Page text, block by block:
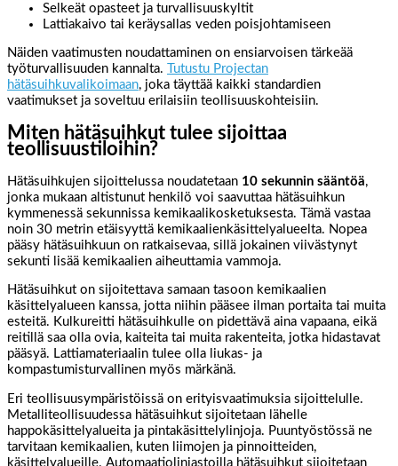
Selkeät opasteet ja turvallisuuskyltit
Lattiakaivo tai keräysallas veden poisjohtamiseen
Näiden vaatimusten noudattaminen on ensiarvoisen tärkeää
työturvallisuuden kannalta.
Tutustu Projectan
hätäsuihkuvalikoimaan, joka täyttää kaikki standardien
vaatimukset ja soveltuu erilaisiin teollisuuskohteisiin.
Miten hätäsuihkut tulee sijoittaa
teollisuustiloihin?
Hätäsuihkujen sijoittelussa noudatetaan 10 sekunnin sääntöä,
jonka mukaan altistunut henkilö voi saavuttaa hätäsuihkun
kymmenessä sekunnissa kemikaalikosketuksesta. Tämä vastaa
noin 30 metrin etäisyyttä kemikaalienkäsittelyalueelta. Nopea
pääsy hätäsuihkuun on ratkaisevaa, sillä jokainen viivästynyt
sekunti lisää kemikaalien aiheuttamia vammoja.
Hätäsuihkut on sijoitettava samaan tasoon kemikaalien
käsittelyalueen kanssa, jotta niihin pääsee ilman portaita tai muita
esteitä. Kulkureitti hätäsuihkulle on pidettävä aina vapaana, eikä
reitillä saa olla ovia, kaiteita tai muita rakenteita, jotka hidastavat
pääsyä. Lattiamateriaalin tulee olla liukas- ja
kompastumisturvallinen myös märkänä.
Eri teollisuusympäristöissä on erityisvaatimuksia sijoittelulle.
Metalliteollisuudessa hätäsuihkut sijoitetaan lähelle
happokäsittelyalueita ja pintakäsittelylinjoja. Puuntyöstössä ne
tarvitaan kemikaalien, kuten liimojen ja pinnoitteiden,
käsittelyalueille. Automaatiolinjastoilla hätäsuihkut sijoitetaan